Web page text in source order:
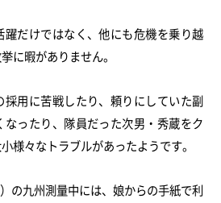
だけではなく、他にも危機を乗り越
に暇がありません。
用に苦戦したり、頼りにしていた副
ったり、隊員だった次男・秀蔵をク
様々なトラブルがあったようです。
の九州測量中には、娘からの手紙で利